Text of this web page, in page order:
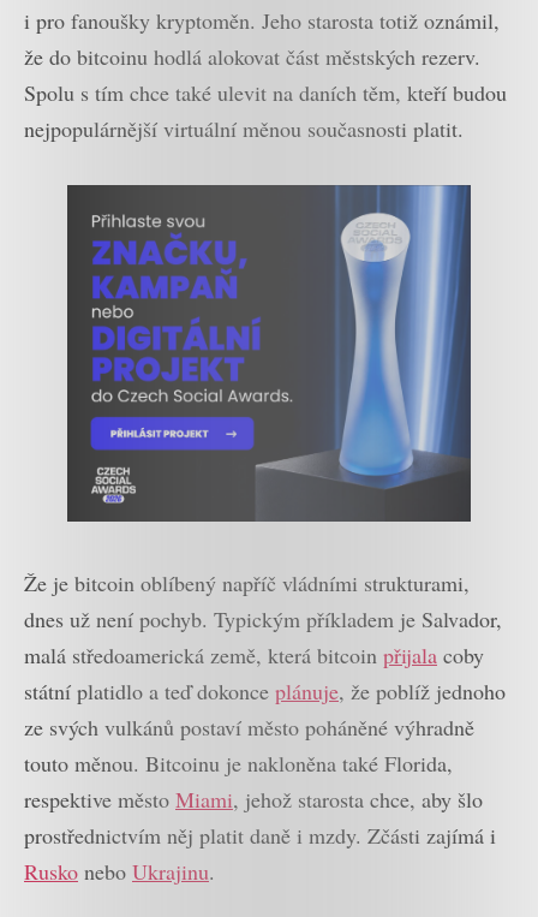
i pro fanoušky kryptoměn. Jeho starosta totiž oznámil,
že do bitcoinu hodlá alokovat část městských rezerv.
Spolu s tím chce také ulevit na daních těm, kteří budou
nejpopulárnější virtuální měnou současnosti platit.
Že je bitcoin oblíbený napříč vládními strukturami,
dnes už není pochyb. Typickým příkladem je Salvador,
malá středoamerická země, která bitcoin přijala coby
státní platidlo a teď dokonce plánuje, že poblíž jednoho
ze svých vulkánů postaví město poháněné výhradně
touto měnou. Bitcoinu je nakloněna také Florida,
respektive město Miami, jehož starosta chce, aby šlo
prostřednictvím něj platit daně i mzdy. Zčásti zajímá i
Rusko nebo Ukrajinu.